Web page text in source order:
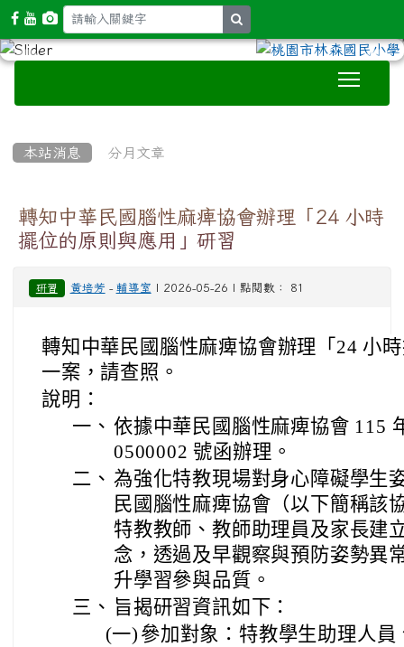
本站消息 分月文章
轉知中華民國腦性麻痺協會辦理「24 小時
擺位的原則與應用」研習
研習 黃培芳 - 輔導室 | 2026-05-26 | 點閱數： 81
轉知中華民國腦性麻痺協會辦理「24 小
一案，請查照。
說明：
一、 依據中華民國腦性麻痺協會 115
0500002 號函辦理。
二、 為強化特教現場對身心障礙學生
民國腦性麻痺協會（以下簡稱該
特教教師、教師助理員及家長建
念，透過及早觀察與預防姿勢異
升學習參與品質。
三、 旨揭研習資訊如下：
(一) 參加對象：特教學生助理人